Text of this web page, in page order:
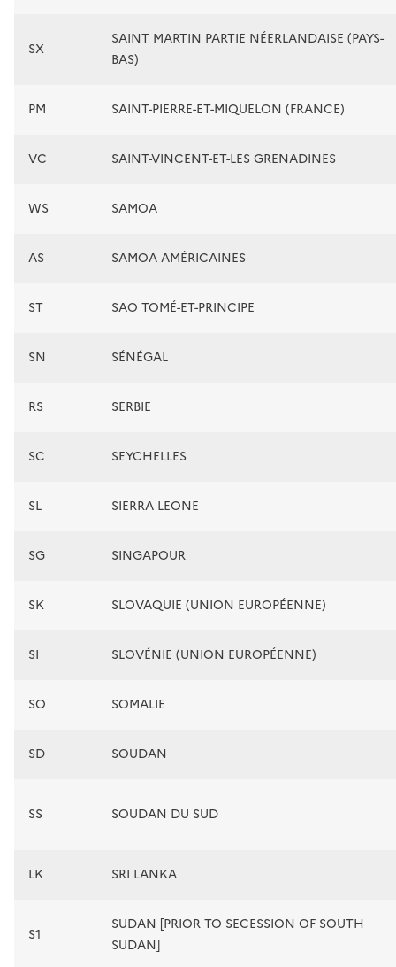
SX
SAINT MARTIN PARTIE NÉERLANDAISE (PAYS-
BAS)
PM SAINT-PIERRE-ET-MIQUELON (FRANCE)
VC SAINT-VINCENT-ET-LES GRENADINES
WS SAMOA
AS SAMOA AMÉRICAINES
ST SAO TOMÉ-ET-PRINCIPE
SN SÉNÉGAL
RS SERBIE
SC SEYCHELLES
SL SIERRA LEONE
SG SINGAPOUR
SK SLOVAQUIE (UNION EUROPÉENNE)
SI SLOVÉNIE (UNION EUROPÉENNE)
SO SOMALIE
SD SOUDAN
SS SOUDAN DU SUD
LK SRI LANKA
S1
SUDAN [PRIOR TO SECESSION OF SOUTH
SUDAN]